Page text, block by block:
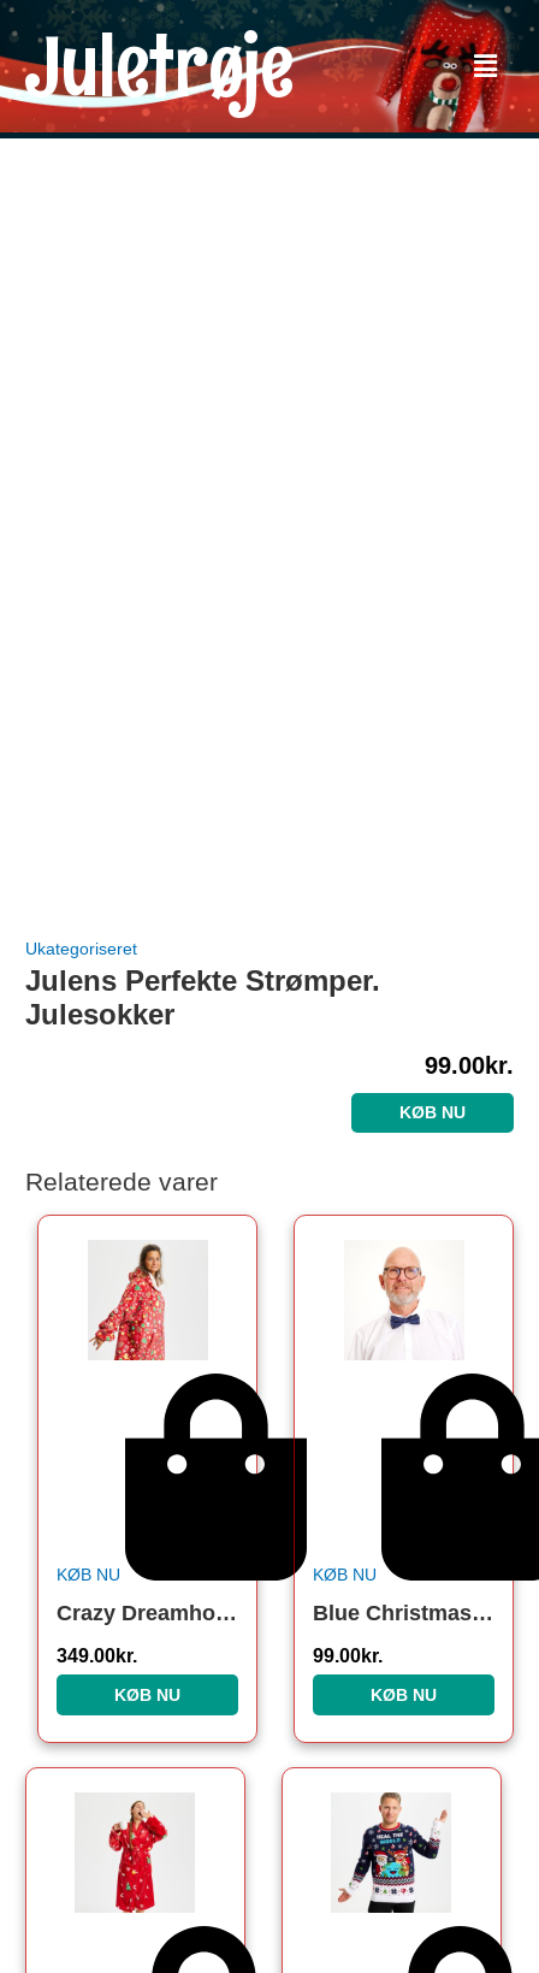
Juletrøje
Ukategoriseret
Julens Perfekte Strømper.
Julesokker
99.00kr.
KØB NU
Relaterede varer
KØB NU
Crazy Dreamhoodie Rød – Voksen
349.00kr.
KØB NU
KØB NU
Blue Christmas Butterfly
99.00kr.
KØB NU